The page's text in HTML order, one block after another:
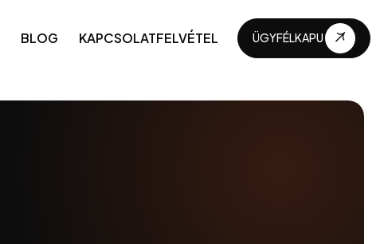
BLOG KAPCSOLATFELVÉTEL
ÜGYFÉLKAPU
ÜGYFÉLKAPU